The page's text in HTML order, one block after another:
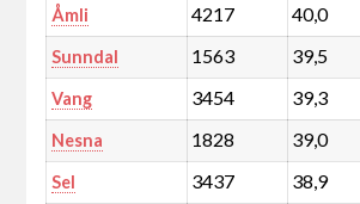
Åmli 4217 40,0
Sunndal 1563 39,5
Vang 3454 39,3
Nesna 1828 39,0
Sel 3437 38,9